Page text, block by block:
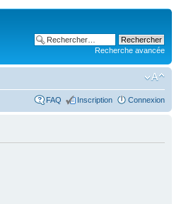
Recherche avancée
FAQ Inscription Connexion